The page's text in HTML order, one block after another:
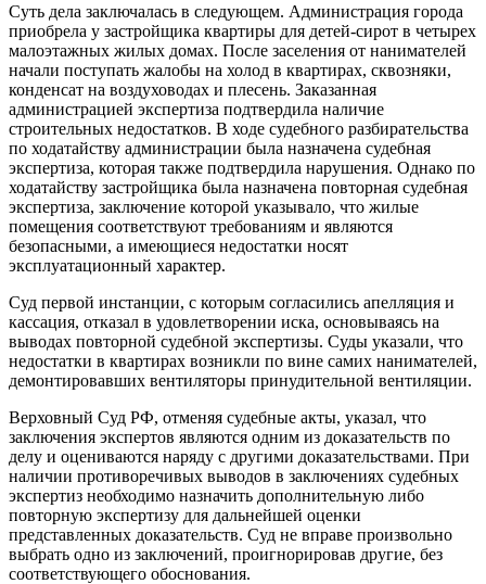
Суть дела заключалась в следующем. Администрация города
приобрела у застройщика квартиры для детей-сирот в четырех
малоэтажных жилых домах. После заселения от нанимателей
начали поступать жалобы на холод в квартирах, сквозняки,
конденсат на воздуховодах и плесень. Заказанная
администрацией экспертиза подтвердила наличие
строительных недостатков. В ходе судебного разбирательства
по ходатайству администрации была назначена судебная
экспертиза, которая также подтвердила нарушения. Однако по
ходатайству застройщика была назначена повторная судебная
экспертиза, заключение которой указывало, что жилые
помещения соответствуют требованиям и являются
безопасными, а имеющиеся недостатки носят
эксплуатационный характер.
Суд первой инстанции, с которым согласились апелляция и
кассация, отказал в удовлетворении иска, основываясь на
выводах повторной судебной экспертизы. Суды указали, что
недостатки в квартирах возникли по вине самих нанимателей,
демонтировавших вентиляторы принудительной вентиляции.
Верховный Суд РФ, отменяя судебные акты, указал, что
заключения экспертов являются одним из доказательств по
делу и оцениваются наряду с другими доказательствами. При
наличии противоречивых выводов в заключениях судебных
экспертиз необходимо назначить дополнительную либо
повторную экспертизу для дальнейшей оценки
представленных доказательств. Суд не вправе произвольно
выбрать одно из заключений, проигнорировав другие, без
соответствующего обоснования.